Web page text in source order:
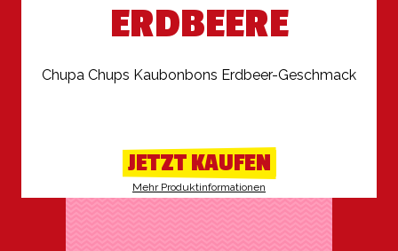
ERDBEERE
Chupa Chups Kaubonbons Erdbeer-Geschmack
JETZT KAUFEN
Mehr Produktinformationen